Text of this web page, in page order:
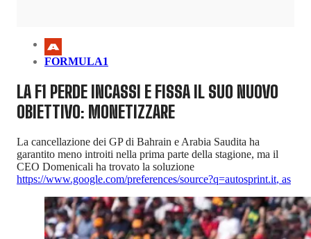
FORMULA1
LA F1 PERDE INCASSI E FISSA IL SUO NUOVO
OBIETTIVO: MONETIZZARE
La cancellazione dei GP di Bahrain e Arabia Saudita ha
garantito meno introiti nella prima parte della stagione, ma il
CEO Domenicali ha trovato la soluzione
https://www.google.com/preferences/source?q=autosprint.it, as